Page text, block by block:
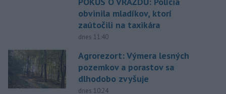
obvinila mladíkov, ktorí
zaútočili na taxikára
dnes 11:40
Agrorezort: Výmera lesných
pozemkov a porastov sa
dlhodobo zvyšuje
dnes 10:24